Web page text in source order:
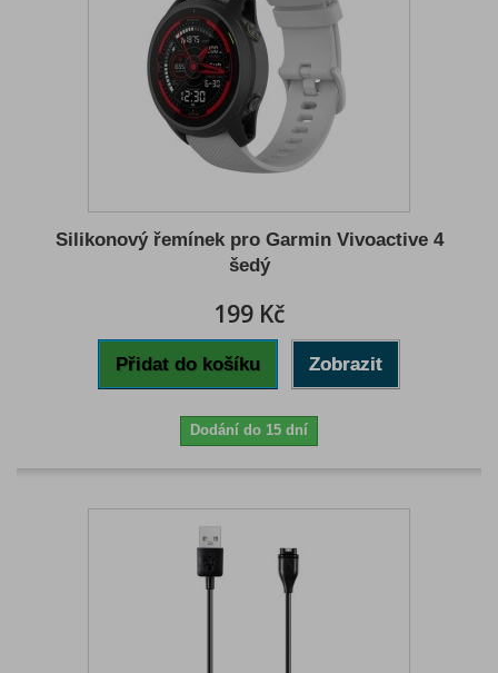
Silikonový řemínek pro Garmin Vivoactive 4
šedý
199 Kč
Přidat do košíku Zobrazit
Dodání do 15 dní